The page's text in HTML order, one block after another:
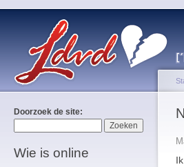
Doorzoek de site:
Wie is online